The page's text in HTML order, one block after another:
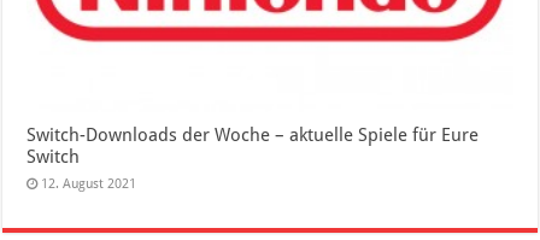
Switch-Downloads der Woche – aktuelle Spiele für Eure
Switch
12. August 2021